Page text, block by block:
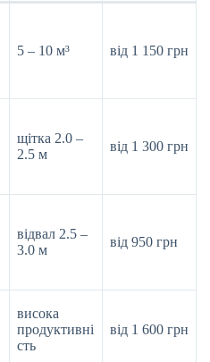
5 – 10 м³ від 1 150 грн
щітка 2.0 –
2.5 м
від 1 300 грн
відвал 2.5 –
3.0 м
від 950 грн
висока
продуктивні
сть
від 1 600 грн